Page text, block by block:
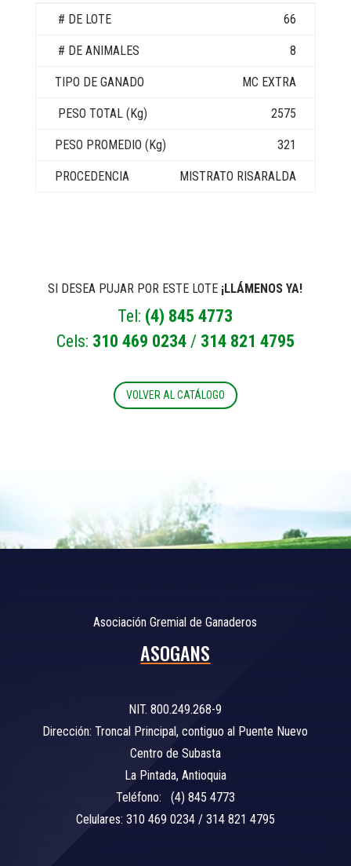
66
8
MC EXTRA
2575
321
MISTRATO RISARALDA
SI DESEA PUJAR POR ESTE LOTE ¡LLÁMENOS YA!
Tel: (4) 845 4773
Cels: 310 469 0234/ 314 821 4795
VOLVER AL CATÁLOGO
Asociación Gremial de Ganaderos
ASOGANS
NIT. 800.249.268-9
Dirección: Troncal Principal, contiguo al Puente Nuevo
Centro de Subasta
La Pintada, Antioquia
Teléfono: (4) 845 4773
Celulares: 310 469 0234 / 314 821 4795